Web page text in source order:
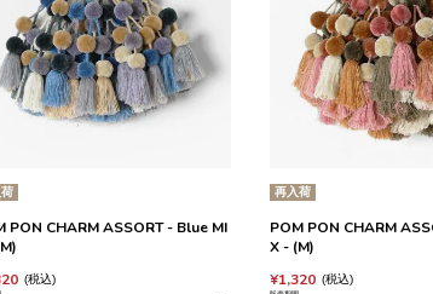
PON CHARM ASSORT - Blue MI
税込
再入荷
POM PON CHARM
X - (M)
¥1,320 税込